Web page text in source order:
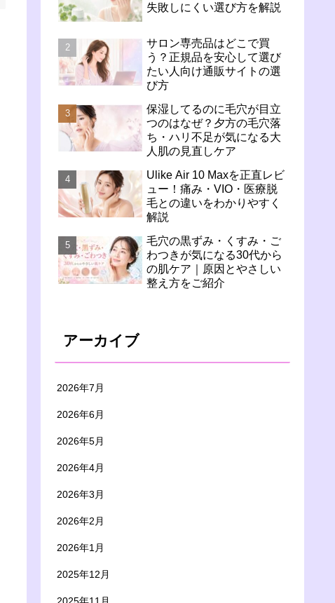
失敗しにくい選び方を解説
サロン専売品はどこで買
う？正規品を安心して選び
たい人向け通販サイトの選
び方
保湿してるのに毛穴が目立
つのはなぜ？夕方の毛穴落
ち・ハリ不足が気になる大
人肌の見直しケア
Ulike Air 10 Maxを正直レビ
ュー！痛み・VIO・医療脱
毛との違いをわかりやすく
解説
毛穴の黒ずみ・くすみ・ご
わつきが気になる30代から
の肌ケア｜原因とやさしい
整え方をご紹介
アーカイブ
2026年7月
2026年6月
2026年5月
2026年4月
2026年3月
2026年2月
2026年1月
2025年12月